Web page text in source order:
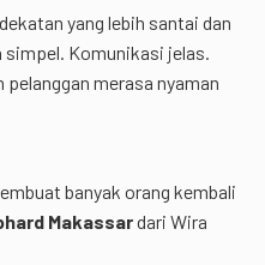
yang lebih santai dan
Komunikasi jelas.
merasa nyaman
banyak orang kembali
Makassardari Wira